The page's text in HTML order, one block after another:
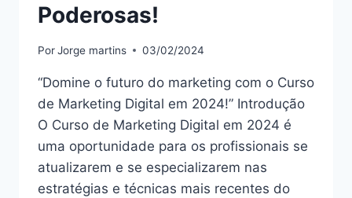
Poderosas!
PorJorge martins 03/02/2024
“Domine o futuro do marketing com o Curso
de Marketing Digital em 2024!” Introdução
O Curso de Marketing Digital em 2024 é
uma oportunidade para os profissionais se
atualizarem e se especializarem nas
estratégias e técnicas mais recentes do